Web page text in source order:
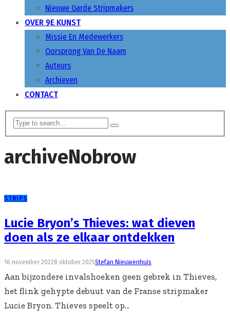
Nieuwe Garde Stripmakers
OVER 9E KUNST
Missie En Medewerkers
Oorsprong Van De Naam
Auteurs
Archieven
CONTACT
archiveNobrow
STRIPS
Lucie Bryon’s Thieves: wat dieven
doen als ze elkaar ontdekken
16 november 20228 oktober 2025Stefan Nieuwenhuis
Aan bijzondere invalshoeken geen gebrek in Thieves,
het flink gehypte debuut van de Franse stripmaker
Lucie Bryon. Thieves speelt op...